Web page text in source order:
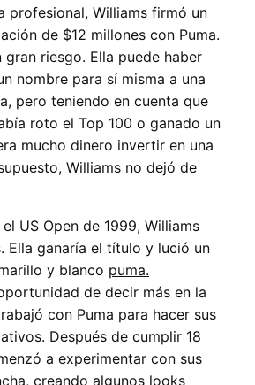
profesional, Williams firmó un
de $12 millones con Puma.
gran riesgo. Ella puede haber
nombre para sí misma a una
pero teniendo en cuenta que
roto el Top 100 o ganado un
mucho dinero invertir en una
Williams no dejó de
US Open de 1999, Williams
Ella ganaría el título y lució un
y blanco puma.
de decir más en la
con Puma para hacer sus
Después de cumplir 18
a experimentar con sus
creando algunos looks